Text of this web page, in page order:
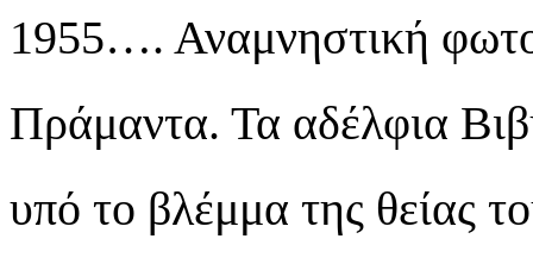
1955…. Αναμνηστική
Πράμαντα. Τα αδέλφια
υπό το βλέμμα της θείας